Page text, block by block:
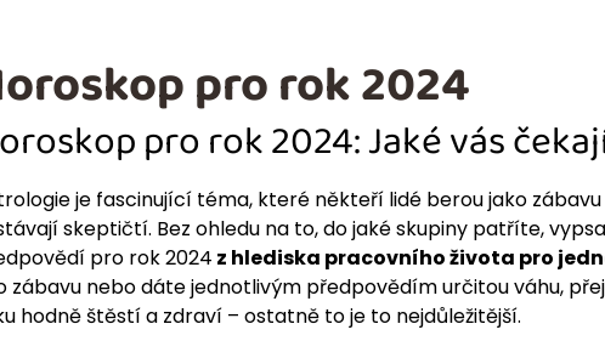
pro rok 2024: Jaké vás
je fascinující téma, které někteří lidé berou jako
skeptičtí. Bez ohledu na to, do jaké skupiny patříte,
pro rok 2024 z hlediska pracovního života pro
zábavu nebo dáte jednotlivým předpovědím určitou váhu,
hodně štěstí a zdraví – ostatně to je to nejdůležitější.
pro rok 2024